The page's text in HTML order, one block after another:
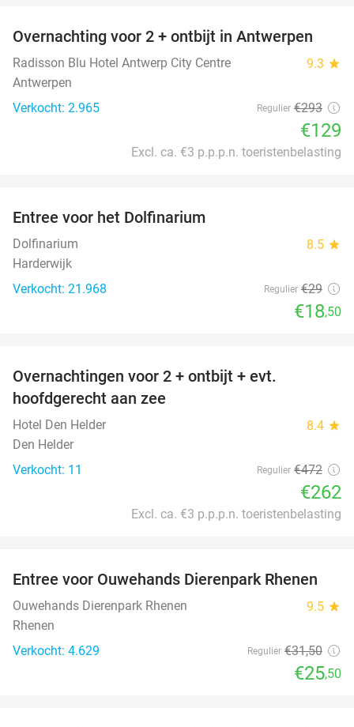
56%
Overnachting voor 2 + ontbijt in Antwerpen
Radisson Blu Hotel Antwerp City Centre 9.3 star
Antwerpen
Verkocht: 2.965
Regulier €293
€129
Excl. ca. €3 p.p.p.n. toeristenbelasting
Entree voor het Dolfinarium
Dolfinarium 8.5 star
Harderwijk
Verkocht: 21.968
Regulier €29
€18,50
Overnachtingen voor 2 + ontbijt + evt.
hoofdgerecht aan zee
Hotel Den Helder 8.4 star
Den Helder
Verkocht: 11
Regulier €472
€262
Excl. ca. €3 p.p.p.n. toeristenbelasting
19%
Entree voor Ouwehands Dierenpark Rhenen
Ouwehands Dierenpark Rhenen 9.5 star
Rhenen
Verkocht: 4.629
Regulier €31,50
€25,50